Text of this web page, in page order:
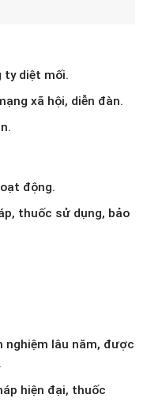
ty diệt mối.
xã hội, diễn đàn.
động.
thuốc sử dụng, bảo
nghiệm lâu năm, được
hiện đại, thuốc